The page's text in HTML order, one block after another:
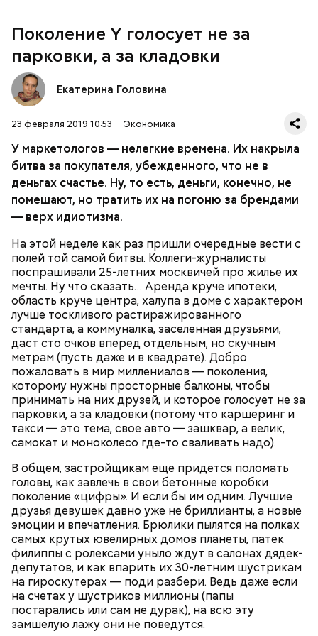
Поколение Y голосует не за
парковки, а за кладовки
Екатерина Головина
23 февраля 2019 10:53 Экономика
У маркетологов — нелегкие времена. Их накрыла
битва за покупателя, убежденного, что не в
деньгах счастье. Ну, то есть, деньги, конечно, не
помешают, но тратить их на погоню за брендами
— верх идиотизма.
На этой неделе как раз пришли очередные вести с
полей той самой битвы. Коллеги-журналисты
поспрашивали 25-летних москвичей про жилье их
мечты. Ну что сказать… Аренда круче ипотеки,
область круче центра, халупа в доме с характером
лучше тоскливого растиражированного
стандарта, а коммуналка, заселенная друзьями,
даст сто очков вперед отдельным, но скучным
метрам (пусть даже и в квадрате). Добро
пожаловать в мир миллениалов — поколения,
которому нужны просторные балконы, чтобы
принимать на них друзей, и которое голосует не за
парковки, а за кладовки (потому что каршеринг и
такси — это тема, свое авто — зашквар, а велик,
самокат и моноколесо где-то сваливать надо).
В общем, застройщикам еще придется поломать
головы, как завлечь в свои бетонные коробки
поколение «цифры». И если бы им одним. Лучшие
друзья девушек давно уже не бриллианты, а новые
эмоции и впечатления. Брюлики пылятся на полках
самых крутых ювелирных домов планеты, патек
филиппы с ролексами уныло ждут в салонах дядек-
депутатов, и как впарить их 30-летним шустрикам
на гироскутерах — поди разбери. Ведь даже если
на счетах у шустриков миллионы (папы
постарались или сам не дурак), на всю эту
замшелую лажу они не поведутся.
С марта по май на первичном рынке элитной недвижимости был
реализован 151 лот / Фото: Александр Кожохин, «Вечерняя Москва»
А времени осталось — всего ничего. Еще шесть лет
а их покупательная способность вырастет до
триллиона долларов. При этом 87,5% из них
считают, что успех не измеряется количеством
денег. Покорить Джомолунгму — да, вложиться в
недвижимость — нет. Работать удаленно на
классную идею — однозначно. Заискивать перед
начальством в офисе с девяти до шести — увольте.
Конечно, молодежь всегда была легка на подъем,
спешила жить и чувствовать, но нынешняя делает
это уже на гиперскоростях. Несмотря на то, что
самым старшеньким из них уже практически под
сорок (к миллениалам относят поколение,
закончившее школу в 2000-м и позже).
понять, как и чем подсадить эту верткую рыбешку
на крючок потребления. Потому что кто не успел,
тот опоздал и остался на задворках торговой
истории, как те несчастные ювелирные дома со
своими пафосными брюликами.
ЖИЛЬЕ МОСКВА
Как рассказывает Житие, преподобный родился в
городке Патаре. С детства Николай проникся
христианской религией и рано принял решение
Как гласит предание, совершая паломничество в
Иерусалим, Николай Чудотворец по просьбе
отчаявшихся путников молитвой успокоил
разбушевавшееся море.
А еще, удержав меч палача, святой Николай спас от
смерти трех мужей, невинно осужденных
корыстолюбивым градоначальником.